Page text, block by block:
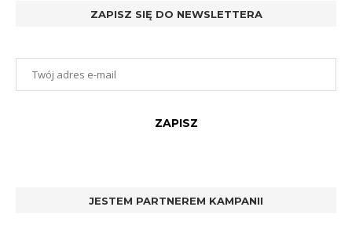
ZAPISZ SIĘ DO NEWSLETTERA
JESTEM PARTNEREM KAMPANII